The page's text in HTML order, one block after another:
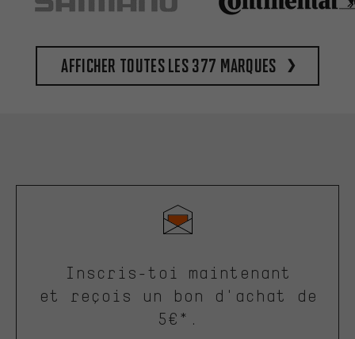
Afficher toutes les 377 marques
Inscris-toi maintenant
et reçois un bon d'achat de
5€*.